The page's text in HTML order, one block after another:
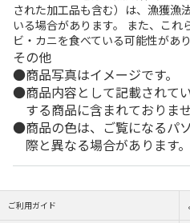
された加工品も含む）は、漁獲漁
いる場合があります。 また、これ
ビ・カニを食べている可能性があり
その他
商品写真はイメージです。
商品内容として記載されて
する商品に含まれておりませ
商品の色は、ご覧になるパ
際と異なる場合があります。
ご利用ガイド